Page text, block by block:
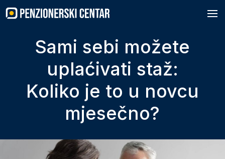
to
content
Sami sebi možete
uplaćivati staž:
Koliko je to u novcu
mjesečno?